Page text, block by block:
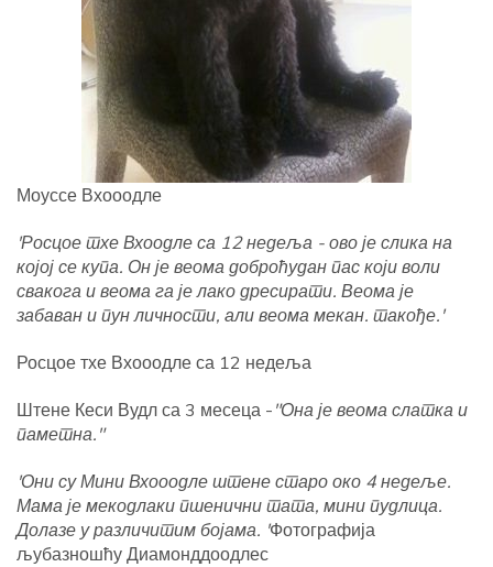
Моуссе Вхооодле
'Росцое тхе Вхоодле са 12 недеља - ово је слика на
којој се купа. Он је веома доброћудан пас који воли
свакога и веома га је лако дресирати. Веома је
забаван и пун личности, али веома мекан. такође.'
Росцое тхе Вхооодле са 12 недеља
Штене Кеси Вудл са 3 месеца - "Она је веома слатка и
паметна."
'Они су Мини Вхооодле штене старо око 4 недеље.
Мама је мекодлаки пшенични тата, мини пудлица.
Долазе у различитим бојама. 'Фотографија
љубазношћу Диамонддоодлес